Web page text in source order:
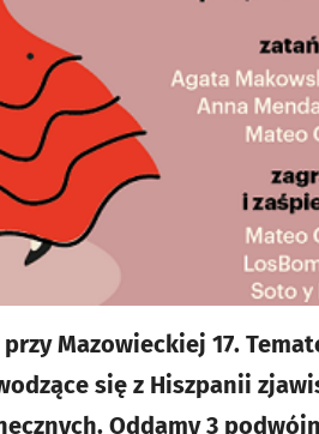
Mazowieckiej 17.
się z Hiszpanii
Oddamy 3